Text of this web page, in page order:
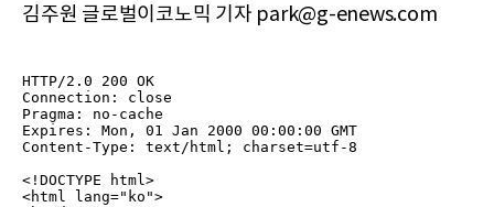
김주원 글로벌이코노믹 기자 park@g-enews.com